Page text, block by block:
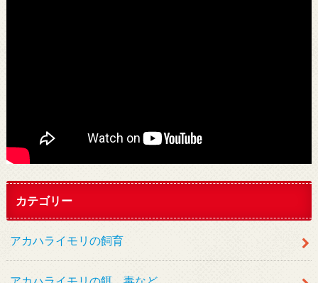
カテゴリー
アカハライモリの飼育